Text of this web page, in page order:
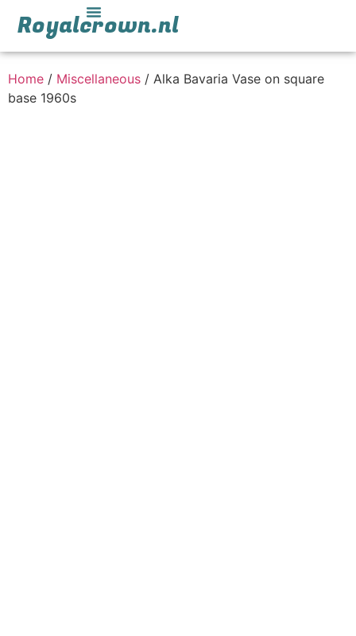
Royalcrown.nl
Home / Miscellaneous / Alka Bavaria Vase on square
base 1960s